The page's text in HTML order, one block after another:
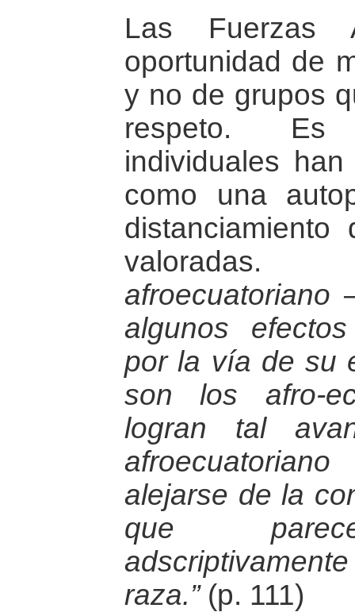
Las Fuerzas
oportunidad de
y no de grupos
respeto. Es
individuales
como una
distanciamiento
afroecuatoriano
algunos
por la vía de su
son los afro-
logran tal
alejarse de la
que
raza.”(p. 111)